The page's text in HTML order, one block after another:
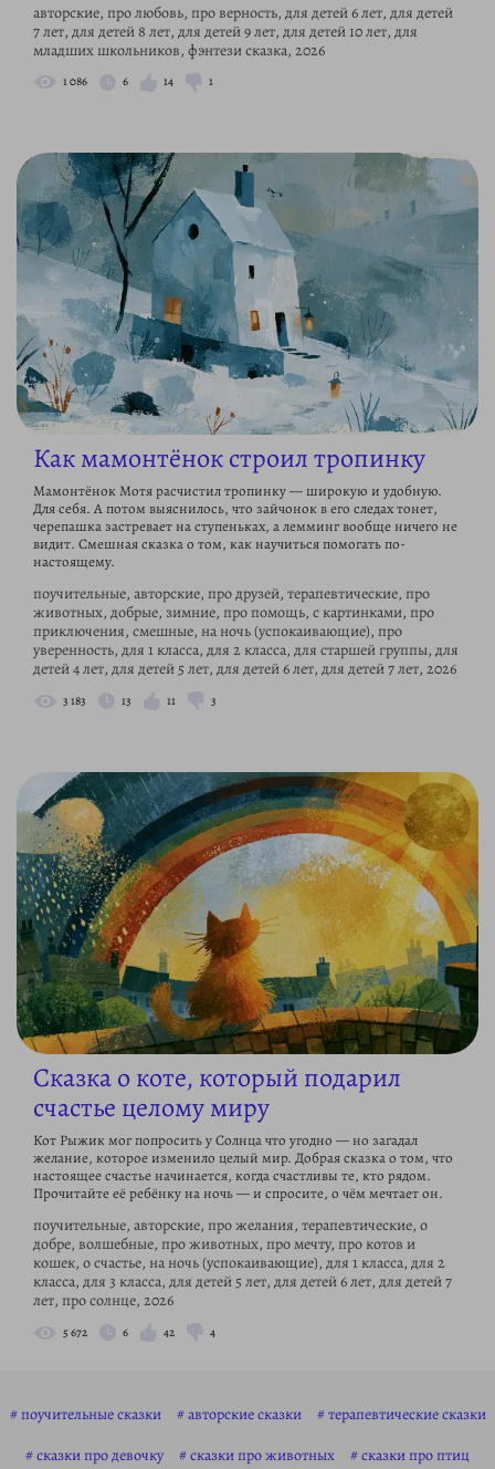
авторские, про любовь, про верность, для детей 6 лет, для детей
7 лет, для детей 8 лет, для детей 9 лет, для детей 10 лет, для
младших школьников, фэнтези сказка, 2026
1 086 6 14 1
Как мамонтёнок строил тропинку
Мамонтёнок Мотя расчистил тропинку — широкую и удобную.
Для себя. А потом выяснилось, что зайчонок в его следах тонет,
черепашка застревает на ступеньках, а лемминг вообще ничего не
видит. Смешная сказка о том, как научиться помогать по-
настоящему.
поучительные, авторские, про друзей, терапевтические, про
животных, добрые, зимние, про помощь, с картинками, про
приключения, смешные, на ночь (успокаивающие), про
уверенность, для 1 класса, для 2 класса, для старшей группы, для
детей 4 лет, для детей 5 лет, для детей 6 лет, для детей 7 лет, 2026
3 183 13 11 3
Сказка о коте, который подарил
счастье целому миру
Кот Рыжик мог попросить у Солнца что угодно — но загадал
желание, которое изменило целый мир. Добрая сказка о том, что
настоящее счастье начинается, когда счастливы те, кто рядом.
Прочитайте её ребёнку на ночь — и спросите, о чём мечтает он.
поучительные, авторские, про желания, терапевтические, о
добре, волшебные, про животных, про мечту, про котов и
кошек, о счастье, на ночь (успокаивающие), для 1 класса, для 2
класса, для 3 класса, для детей 5 лет, для детей 6 лет, для детей 7
лет, про солнце, 2026
5 672 6 42 4
поучительные сказки авторские сказки
терапевтические сказки
сказки про девочку
сказки про животных
сказки про птиц